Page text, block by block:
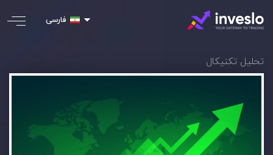
فارسی
تحلیل تکنیکال